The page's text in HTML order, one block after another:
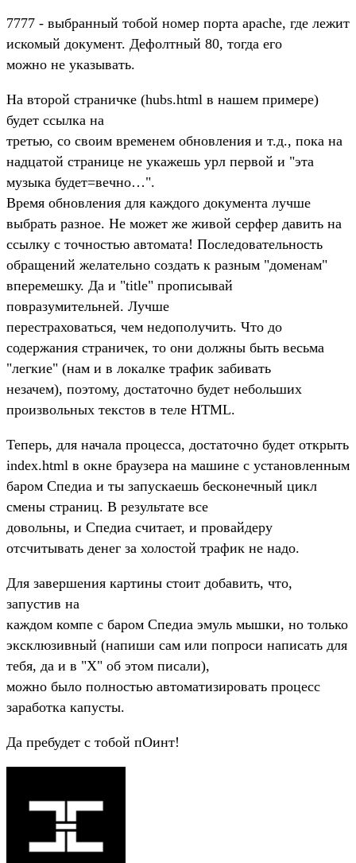
7777 - выбранный тобой номер порта apache, где лежит
искомый документ. Дефолтный 80, тогда его
можно не указывать.
На второй страничке (hubs.html в нашем примере)
будет ссылка на
третью, со своим временем обновления и т.д., пока на
надцатой странице не укажешь урл первой и "эта
музыка будет=вечно…".
Время обновления для каждого документа лучше
выбрать разное. Не может же живой серфер давить на
ссылку с точностью автомата! Последовательность
обращений желательно создать к разным "доменам"
вперемешку. Да и "title" прописывай
повразумительней. Лучше
перестраховаться, чем недополучить. Что до
содержания страничек, то они должны быть весьма
"легкие" (нам и в локалке трафик забивать
незачем), поэтому, достаточно будет небольших
произвольных текстов в теле HTML.
Теперь, для начала процесса, достаточно будет открыть
index.html в окне браузера на машине с установленным
баром Спедиа и ты запускаешь бесконечный цикл
смены страниц. В результате все
довольны, и Спедиа считает, и провайдеру
отсчитывать денег за холостой трафик не надо.
Для завершения картины стоит добавить, что,
запустив на
каждом компе с баром Спедиа эмуль мышки, но только
эксклюзивный (напиши сам или попроси написать для
тебя, да и в "Х" об этом писали),
можно было полностью автоматизировать процесс
заработка капусты.
Да пребудет с тобой пОинт!